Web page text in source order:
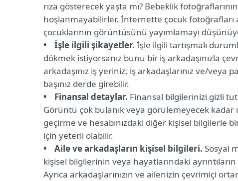
rıza gösterecek yaşta mı? Bebeklik
hoşlanmayabilirler. İnternette çocuk
çocuklarının görüntüsünü yayımlamayı
• İşle ilgili şikayetler. İşle ilgili tartışmalı
dökmek istiyorsanız bunu bir iş arkadaşınızla
arkadaşınız iş yeriniz, iş arkadaşlarınız ve/
başınız derde girebilir.
• Finansal detaylar. Finansal bilgilerinizi gizli
Görüntü çok bulanık veya görülemeyecek
geçirme ve hesabınızdaki diğer kişisel bilgilerle
için yeterli olabilir.
• Aile ve arkadaşların kişisel bilgileri. Sosyal
kişisel bilgilerinin veya hayatlarındaki
Ayrıca arkadaşlarınızın ve ailenizin çevrimiçi